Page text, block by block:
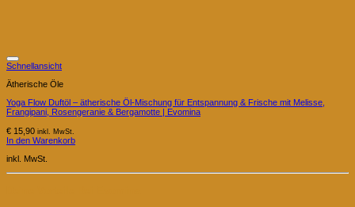
Schnellansicht
Ätherische Öle
Yoga Flow Duftöl – ätherische Öl-Mischung für Entspannung & Frische mit Melisse,
Frangipani, Rosengeranie & Bergamotte | Evomina
€ 15,90 inkl. MwSt.
In den Warenkorb
inkl. MwSt.